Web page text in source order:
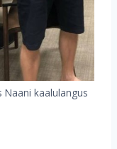
kaalulangus